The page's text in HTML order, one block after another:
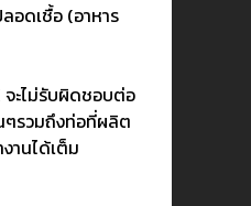
อดเชื้อ (อาหาร
จะไม่รับผิดชอบต่อ
ๆรวมถึงท่อที่ผลิต
านได้เต็ม